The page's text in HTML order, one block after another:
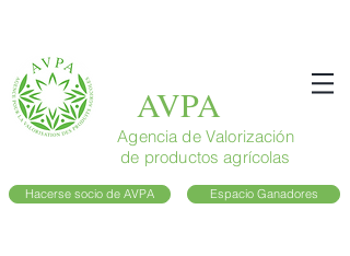
AVPA
Agencia de Valorización
de productos agrícolas
Hacerse socio de AVPA Espacio Ganadores